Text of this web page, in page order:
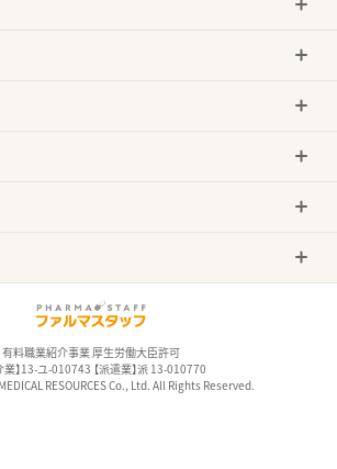
有料職業紹介事業 厚生労働大臣許可
業】13-ユ-010743 【派遣業】派 13-010770
RESOURCES Co., Ltd. All Rights Reserved.